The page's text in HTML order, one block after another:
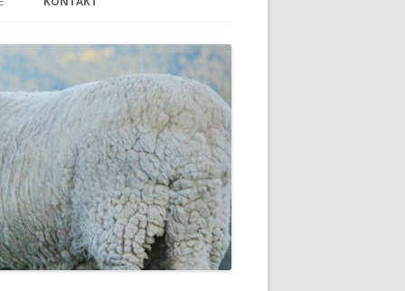
NEWSLETTER
BESUCHSTAGE | TERMINE
IMPRESSUM